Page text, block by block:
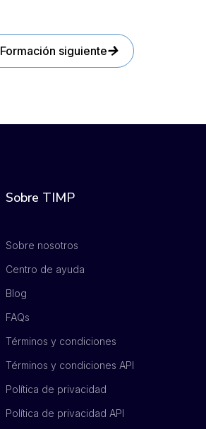
Formación siguiente
Sobre TIMP
Sobre nosotros
Centro de ayuda
Blog
FAQs
Términos y condiciones
Términos y condiciones API
Política de privacidad
Política de privacidad API